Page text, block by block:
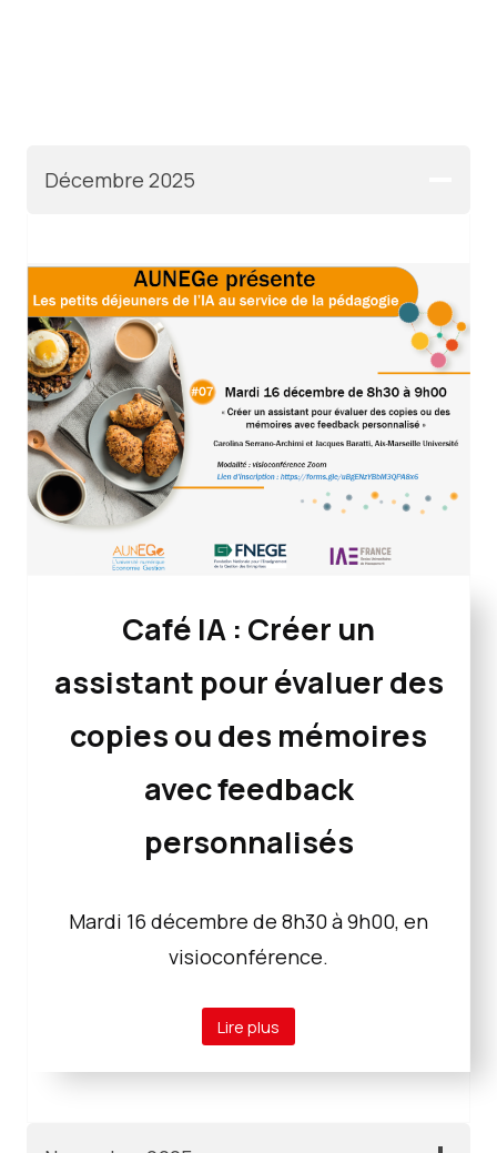
Décembre 2025
Café IA : Créer un
assistant pour évaluer des
copies ou des mémoires
avec feedback
personnalisés
Mardi 16 décembre de 8h30 à 9h00, en
visioconférence.
Lire plus